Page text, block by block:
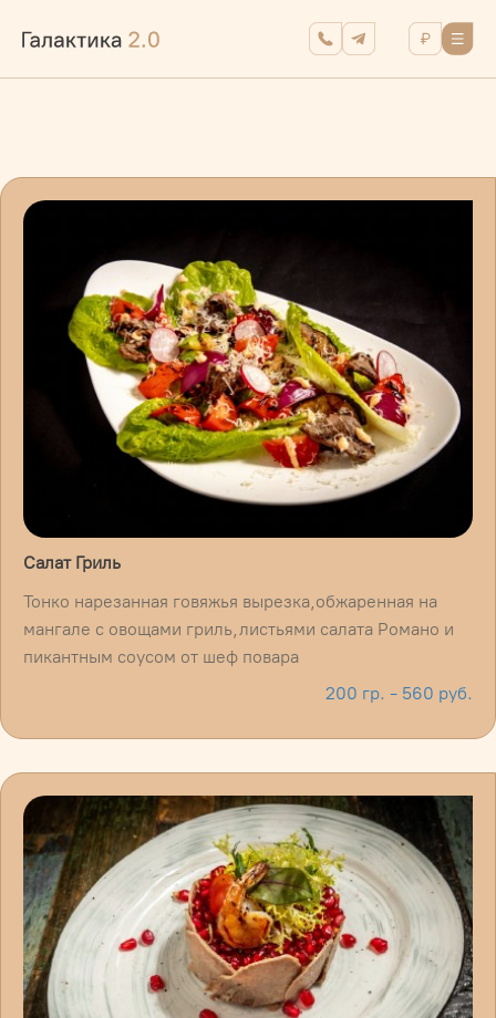
Салат Гриль
Тонко нарезанная говяжья вырезка,обжаренная на
мангале с овощами гриль,листьями салата Романо и
пикантным соусом от шеф повара
200 гр. - 560 руб.